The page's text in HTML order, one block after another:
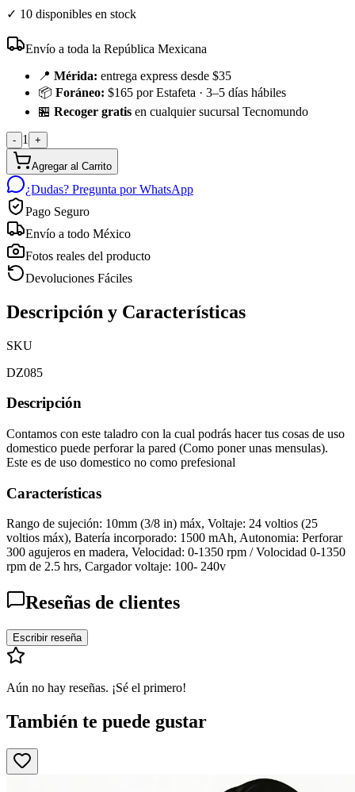
✓ 10 disponibles en stock
Envío a toda la República Mexicana
📍 Mérida: entrega express desde $35
📦 Foráneo: $165 por Estafeta · 3–5 días hábiles
🏪 Recoger gratis en cualquier sucursal Tecnomundo
- 1 +
Agregar al Carrito
¿Dudas? Pregunta por WhatsApp
Pago Seguro
Envío a todo México
Fotos reales del producto
Devoluciones Fáciles
Descripción y Características
SKU
DZ085
Descripción
Contamos con este taladro con la cual podrás hacer tus cosas de uso
domestico puede perforar la pared (Como poner unas mensulas).
Este es de uso domestico no como prefesional
Características
Rango de sujeción: 10mm (3/8 in) máx, Voltaje: 24 voltios (25
voltios máx), Batería incorporado: 1500 mAh, Autonomia: Perforar
300 agujeros en madera, Velocidad: 0-1350 rpm / Volocidad 0-1350
rpm de 2.5 hrs, Cargador voltaje: 100- 240v
Reseñas de clientes
Escribir reseña
Aún no hay reseñas. ¡Sé el primero!
También te puede gustar